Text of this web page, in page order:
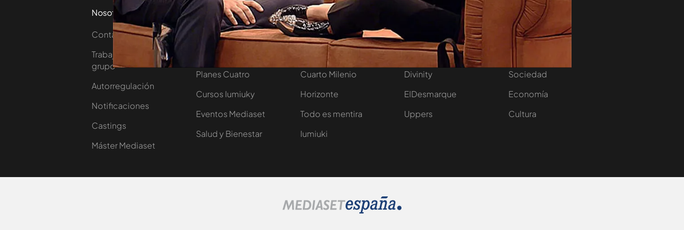
Nosotros
Contacta
Trabaja en nuestro
grupo
Autorregulación
Notificaciones
Castings
Máster Mediaset
Corporativo
Comprar entradas
Ofertas y regalos
Planes Cuatro
Cursos Iumiuky
Eventos Mediaset
Salud y Bienestar
Programas
First Dates
En boca de todos
Cuarto Milenio
Horizonte
Todo es mentira
Iumiuki
Más de Mediaset
Mediaset Infinity
Telecinco
Divinity
ElDesmarque
Uppers
Noticias Cuatro
Nacional
Sociedad
Economía
Cultura